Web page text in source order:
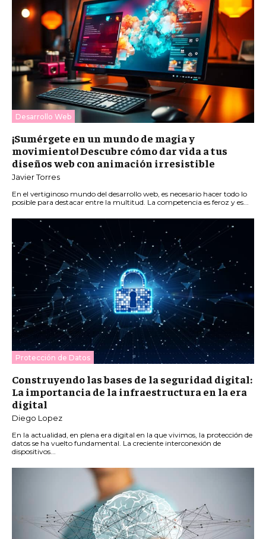
Desarrollo Web
¡Sumérgete en un mundo de magia y
movimiento! Descubre cómo dar vida a tus
diseños web con animación irresistible
Javier Torres
En el vertiginoso mundo del desarrollo web, es necesario hacer todo lo
posible para destacar entre la multitud. La competencia es feroz y es...
Protección de Datos
Construyendo las bases de la seguridad digital:
La importancia de la infraestructura en la era
digital
Diego Lopez
En la actualidad, en plena era digital en la que vivimos, la protección de
datos se ha vuelto fundamental. La creciente interconexión de
dispositivos...